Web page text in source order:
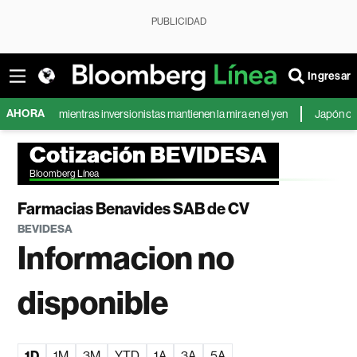
PUBLICIDAD
Ingresar
AHORA
mientras inversionistas mantienen la mira en el yen Japón confirma
Cotización BEVIDESA
Bloomberg Línea
Farmacias Benavides SAB de CV
BEVIDESA
Informacion no
disponible